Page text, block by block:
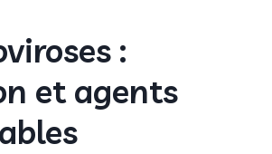
:
et agents